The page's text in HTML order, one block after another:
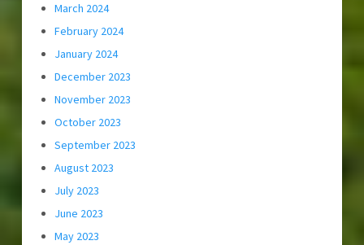
March 2024
February 2024
January 2024
December 2023
November 2023
October 2023
September 2023
August 2023
July 2023
June 2023
May 2023